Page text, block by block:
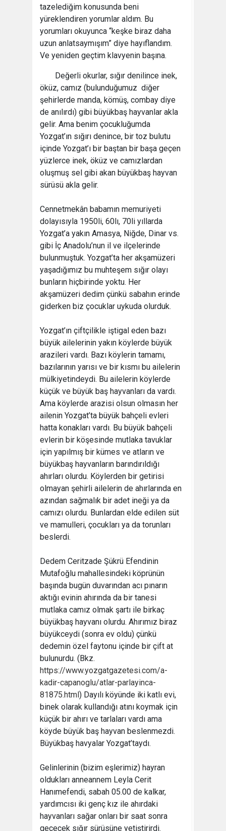
tazelediğim konusunda beni
yüreklendiren yorumlar aldım. Bu
yorumları okuyunca “keşke biraz daha
uzun anlatsaymışım” diye hayıflandım.
Ve yeniden geçtim klavyenin başına.
Değerli okurlar, sığır denilince inek,
öküz, camız (bulunduğumuz diğer
şehirlerde manda, kömüş, combay diye
de anılırdı) gibi büyükbaş hayvanlar akla
gelir. Ama benim çocukluğumda
Yozgat’ın sığırı denince, bir toz bulutu
içinde Yozgat’ı bir baştan bir başa geçen
yüzlerce inek, öküz ve camızlardan
oluşmuş sel gibi akan büyükbaş hayvan
sürüsü akla gelir.
Cennetmekân babamın memuriyeti
dolayısıyla 1950li, 60lı, 70li yıllarda
Yozgat’a yakın Amasya, Niğde, Dinar vs.
gibi İç Anadolu’nun il ve ilçelerinde
bulunmuştuk. Yozgat’ta her akşamüzeri
yaşadığımız bu muhteşem sığır olayı
bunların hiçbirinde yoktu. Her
akşamüzeri dedim çünkü sabahın erinde
giderken biz çocuklar uykuda olurduk.
Yozgat’ın çiftçilikle iştigal eden bazı
büyük ailelerinin yakın köylerde büyük
arazileri vardı. Bazı köylerin tamamı,
bazılarının yarısı ve bir kısmı bu ailelerin
mülkiyetindeydi. Bu ailelerin köylerde
küçük ve büyük baş hayvanları da vardı.
Ama köylerde arazisi olsun olmasın her
ailenin Yozgat’ta büyük bahçeli evleri
hatta konakları vardı. Bu büyük bahçeli
evlerin bir köşesinde mutlaka tavuklar
için yapılmış bir kümes ve atların ve
büyükbaş hayvanların barındırıldığı
ahırları olurdu. Köylerden bir getirisi
olmayan şehirli ailelerin de ahırlarında en
azından sağmalık bir adet ineği ya da
camızı olurdu. Bunlardan elde edilen süt
ve mamulleri, çocukları ya da torunları
beslerdi.
Dedem Ceritzade Şükrü Efendinin
Mutafoğlu mahallesindeki köprünün
başında bugün duvarından acı pınarın
aktığı evinin ahırında da bir tanesi
mutlaka camız olmak şartı ile birkaç
büyükbaş hayvanı olurdu. Ahırımız biraz
büyükceydi (sonra ev oldu) çünkü
dedemin özel faytonu içinde bir çift at
bulunurdu. (Bkz.
https://www.yozgatgazetesi.com/a-
kadir-capanoglu/atlar-parlayinca-
81875.html) Dayılı köyünde iki katlı evi,
binek olarak kullandığı atını koymak için
küçük bir ahırı ve tarlaları vardı ama
köyde büyük baş hayvan beslenmezdi.
Büyükbaş havyalar Yozgat’taydı.
Gelinlerinin (bizim eşlerimiz) hayran
oldukları anneannem Leyla Cerit
Hanımefendi, sabah 05.00 de kalkar,
yardımcısı iki genç kız ile ahırdaki
hayvanları sağar onları bir saat sonra
geçecek sığır sürüsüne yetiştirirdi.